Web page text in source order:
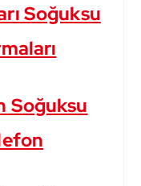
Soğuksu
Soğuksu